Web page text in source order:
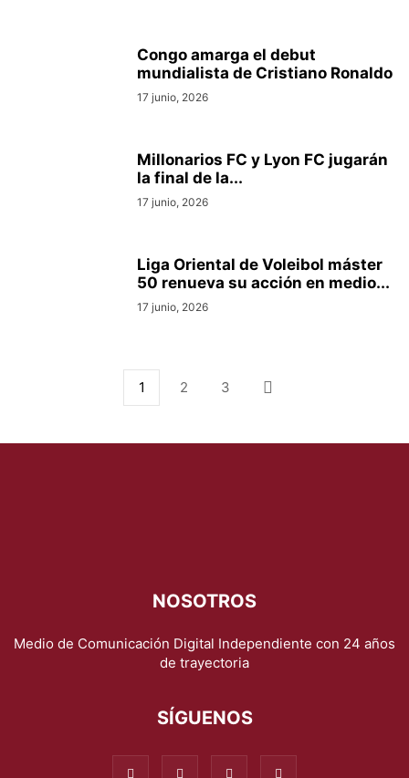
Congo amarga el debut
mundialista de Cristiano Ronaldo
17 junio, 2026
Millonarios FC y Lyon FC jugarán
la final de la...
17 junio, 2026
Liga Oriental de Voleibol máster
50 renueva su acción en medio...
17 junio, 2026
1 2 3
NOSOTROS
Medio de Comunicación Digital Independiente con 24 años
de trayectoria
SÍGUENOS